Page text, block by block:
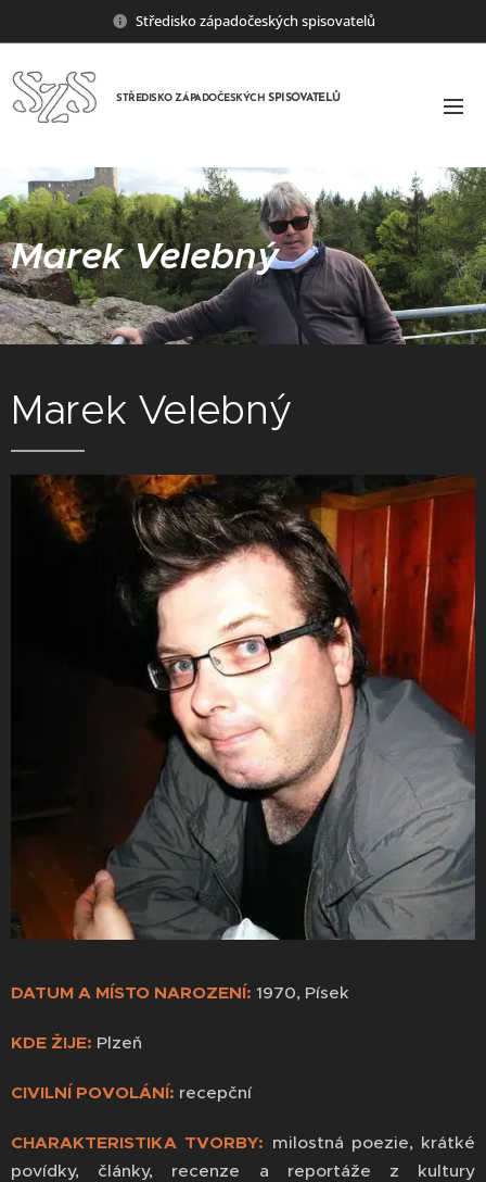
Středisko západočeských spisovatelů
STŘEDISKO ZÁPADOČESKÝCH SPISOVATELŮ
Marek Velebný
Marek Velebný
DATUM A MÍSTO NAROZENÍ: 1970, Písek
KDE ŽIJE: Plzeň
CIVILNÍ POVOLÁNÍ: recepční
CHARAKTERISTIKA TVORBY: milostná poezie, krátké
povídky, články, recenze a reportáže z kultury